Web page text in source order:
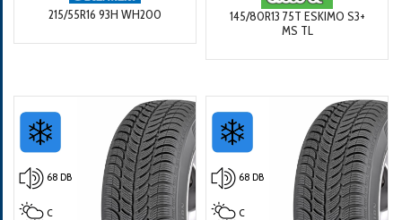
215/55R16 93H WH200
145/80R13 75T ESKIMO S3+
MS TL
68 DB
C
68 DB
C